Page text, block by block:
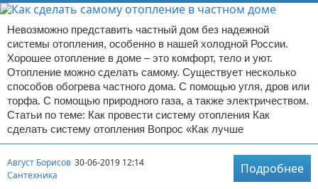
Невозможно представить частный дом без надежной
системы отопления, особенно в нашей холодной России.
Хорошее отопление в доме – это комфорт, тело и уют.
Отопление можно сделать самому. Существует несколько
способов обогрева частного дома. С помощью угля, дров или
торфа. С помощью природного газа, а также электричеством.
Статьи по теме: Как провести систему отопления Как
сделать систему отопления Вопрос «Как лучше
Август Борисов 30-06-2019 12:14
Сантехника
Подробнее